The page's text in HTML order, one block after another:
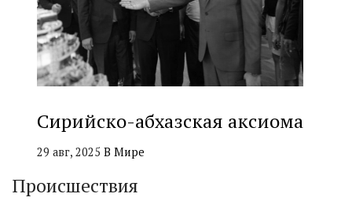
Сирийско-абхазская аксиома
29 авг, 2025 В Мире
Происшествия